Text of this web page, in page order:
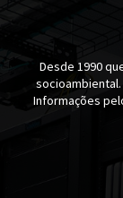
Desde 1990
Informações